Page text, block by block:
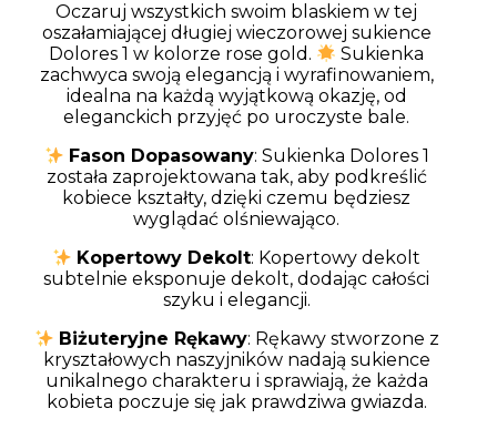
Oczaruj wszystkich swoim blaskiem w tej
oszałamiającej długiej wieczorowej sukience
Dolores 1 w kolorze rose gold.
Sukienka
zachwyca swoją elegancją i wyrafinowaniem,
idealna na każdą wyjątkową okazję, od
eleganckich przyjęć po uroczyste bale.
Fason Dopasowany: Sukienka Dolores 1
została zaprojektowana tak, aby podkreślić
kobiece kształty, dzięki czemu będziesz
wyglądać olśniewająco.
Kopertowy Dekolt: Kopertowy dekolt
subtelnie eksponuje dekolt, dodając całości
szyku i elegancji.
Biżuteryjne Rękawy: Rękawy stworzone z
kryształowych naszyjników nadają sukience
unikalnego charakteru i sprawiają, że każda
kobieta poczuje się jak prawdziwa gwiazda.